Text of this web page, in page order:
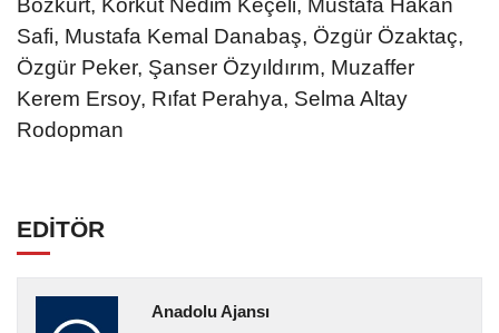
Bozkurt, Korkut Nedim Keçeli, Mustafa Hakan
Safi, Mustafa Kemal Danabaş, Özgür Özaktaç,
Özgür Peker, Şanser Özyıldırım, Muzaffer
Kerem Ersoy, Rıfat Perahya, Selma Altay
Rodopman
EDİTÖR
Anadolu Ajansı